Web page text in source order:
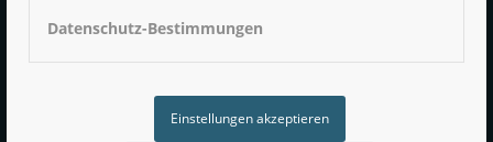
Datenschutz-Bestimmungen
Einstellungen akzeptieren
ANSCHRIFT
D-82140 Olching OT Graßlfing